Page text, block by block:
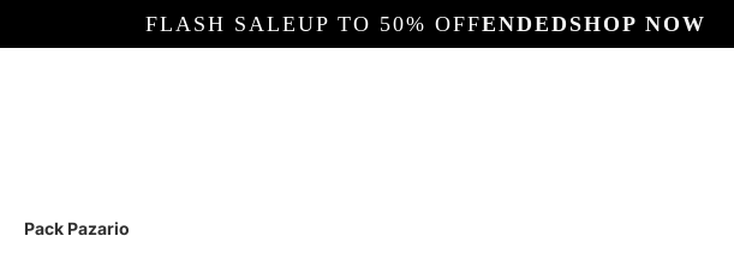
FLASH SALEUP TO 50% OFFENDED SHOP NOW
Pack Pazario